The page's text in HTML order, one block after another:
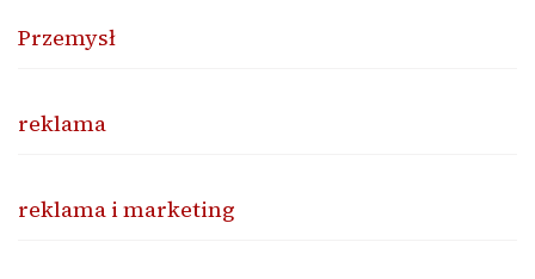
Przemysł
reklama
reklama i marketing